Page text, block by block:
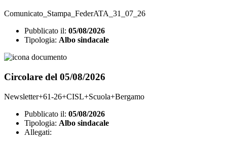
Comunicato_Stampa_FederATA_31_07_26
Pubblicato il: 05/08/2026
Tipologia: Albo sindacale
Circolare del 05/08/2026
Newsletter+61-26+CISL+Scuola+Bergamo
Pubblicato il: 05/08/2026
Tipologia: Albo sindacale
Allegati: